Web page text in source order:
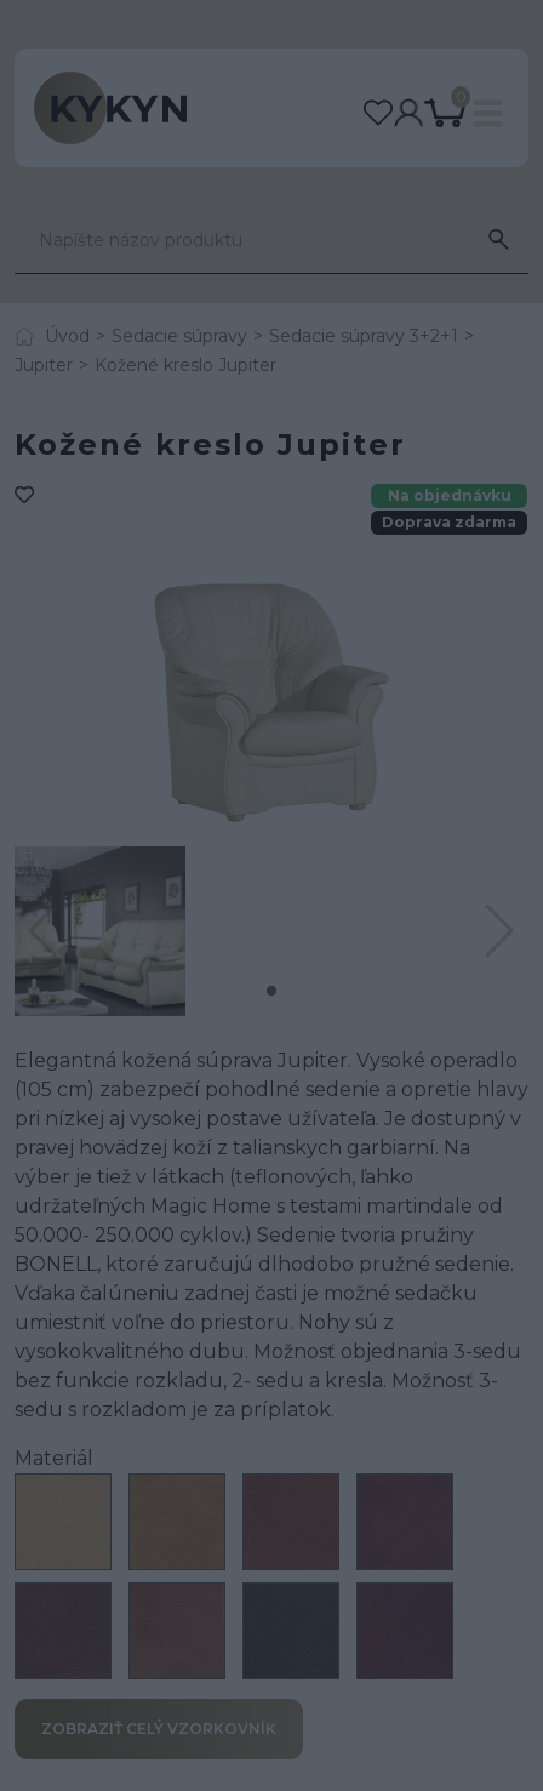
0
Úvod Sedacie súpravy
Sedacie súpravy 3+2+1
Jupiter
Kožené kreslo Jupiter
Kožené kreslo Jupiter
Na objednávku
Doprava zdarma
Elegantná kožená súprava Jupiter. Vysoké operadlo
(105 cm) zabezpečí pohodlné sedenie a opretie hlavy
pri nízkej aj vysokej postave užívateľa. Je dostupný v
pravej hovädzej koží z talianskych garbiarní. Na
výber je tiež v látkach (teflonových, ľahko
udržateľných Magic Home s testami martindale od
50.000- 250.000 cyklov.) Sedenie tvoria pružiny
BONELL, ktoré zaručujú dlhodobo pružné sedenie.
Vďaka čalúneniu zadnej časti je možné sedačku
umiestniť voľne do priestoru. Nohy sú z
vysokokvalitného dubu. Možnosť objednania 3-sedu
bez funkcie rozkladu, 2- sedu a kresla. Možnosť 3-
sedu s rozkladom je za príplatok.
Materiál
ZOBRAZIŤ CELÝ VZORKOVNÍK